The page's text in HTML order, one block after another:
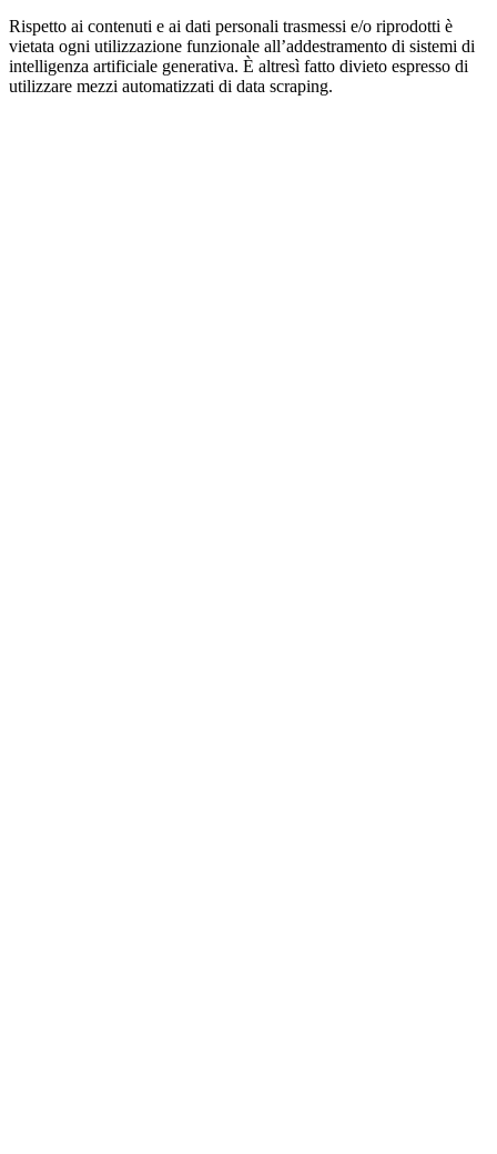
Rispetto ai contenuti e ai dati personali trasmessi e/o riprodotti è
vietata ogni utilizzazione funzionale all’addestramento di sistemi di
intelligenza artificiale generativa. È altresì fatto divieto espresso di
utilizzare mezzi automatizzati di data scraping.